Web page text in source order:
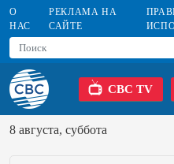
О
НАС
РЕКЛАМА НА
САЙТЕ
CBC TV
8 августа, суббота